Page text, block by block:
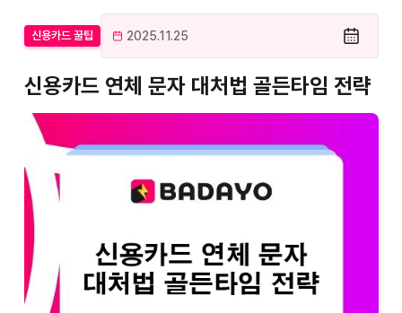
신용카드 꿀팁 2025.11.25
신용카드 연체 문자 대처법 골든타임 전략